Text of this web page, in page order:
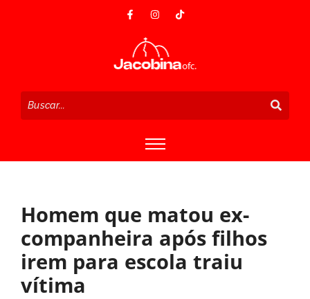
Homem que matou ex-
companheira após filhos
irem para escola traiu
vítima